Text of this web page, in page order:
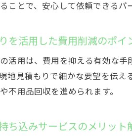
ことで、安心して依頼できるパ
を活用した費用削減のポイ
活用は、費用を抑える有効な
地見積もりで細かな要望を伝
不用品回収を進められます。
ち込みサービスのメリット